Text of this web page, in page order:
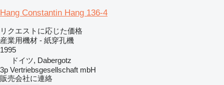
Hang Constantin Hang 136-4
リクエストに応じた価格
産業用機材 - 紙穿孔機
1995
ドイツ, Dabergotz
3p Vertriebsgesellschaft mbH
販売会社に連絡